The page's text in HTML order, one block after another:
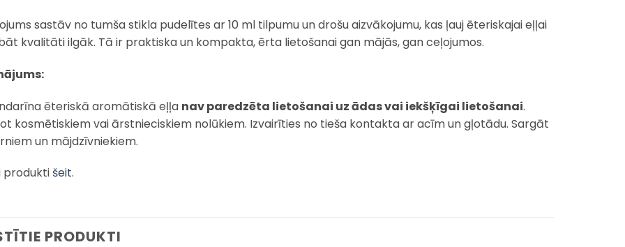
sastāv no tumša stikla pudelītes ar 10 ml tilpumu un drošu aizvākojumu, kas ļauj ēteriskajai eļļai
kvalitāti ilgāk. Tā ir praktiska un kompakta, ērta lietošanai gan mājās, gan ceļojumos.
ēteriskā aromātiskā eļļa nav paredzēta lietošanai uz ādas vai iekšķīgai lietošanai.
kosmētiskiem vai ārstnieciskiem nolūkiem. Izvairīties no tieša kontakta ar acīm un gļotādu. Sargāt
un mājdzīvniekiem.
produkti šeit.
PRODUKTI